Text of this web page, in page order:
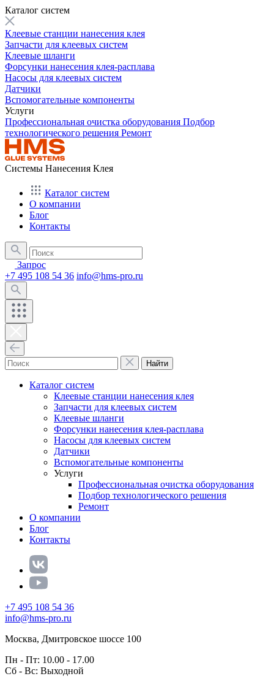
Каталог систем
Клеевые станции нанесения клея
Запчасти для клеевых систем
Клеевые шланги
Форсунки нанесения клея-расплава
Насосы для клеевых систем
Датчики
Вспомогательные компоненты
Услуги
Профессиональная очистка оборудования Подбор
технологического решения Ремонт
Системы Нанесения Клея
Каталог систем
О компании
Блог
Контакты
Запрос
+7 495 108 54 36 info@hms-pro.ru
Найти
Каталог систем
Клеевые станции нанесения клея
Запчасти для клеевых систем
Клеевые шланги
Форсунки нанесения клея-расплава
Насосы для клеевых систем
Датчики
Вспомогательные компоненты
Услуги
Профессиональная очистка оборудования
Подбор технологического решения
Ремонт
О компании
Блог
Контакты
+7 495 108 54 36
info@hms-pro.ru
Москва, Дмитровское шоссе 100
Пн - Пт: 10.00 - 17.00
Сб - Вс: Выходной